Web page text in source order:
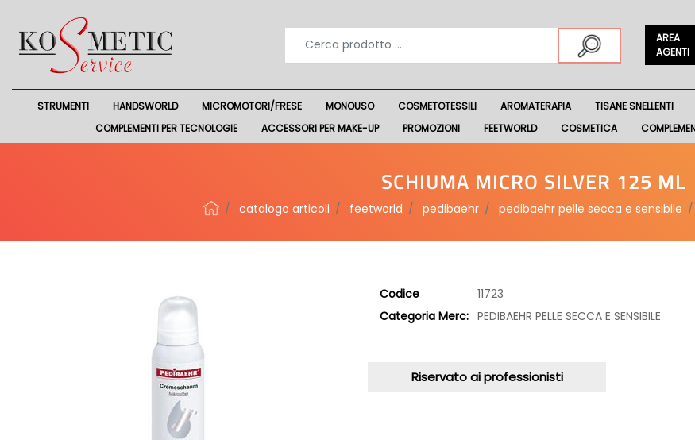
AREA
AGENTI
STRUMENTI HANDSWORLD MICROMOTORI/FRESE MONOUSO COSMETOTESSILI AROMATERAPIA TISANE SNELLENTI
COMPLEMENTI PER TECNOLOGIE
ACCESSORI PER MAKE-UP PROMOZIONI FEETWORLD COSMETICA
SCHIUMA MICRO SILVER 125 ML
catalogo articoli feetworld pedibaehr pedibaehr pelle secca e sensibile
Codice
11723
Categoria Merc: PEDIBAEHR PELLE SECCA E SENSIBILE
Riservato ai professionisti